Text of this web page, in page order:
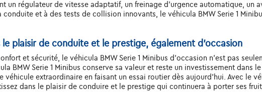
un régulateur de vitesse adaptatif, un freinage d'urgence automatique, un
conduite et à des tests de collision innovants, le véhicula BMW Serie 1
le plaisir de conduite et le prestige, également d'occasion
et sécurité, le véhicula BMW Serie 1 Minibus d'occasion n'est pas
BMW Serie 1 Minibus conserve sa valeur et reste un investissement dans
véhicule extraordinaire en faisant un essai routier dès aujourd'hui. Avec le
dans le plaisir de conduire et le prestige qui continuera à porter ses